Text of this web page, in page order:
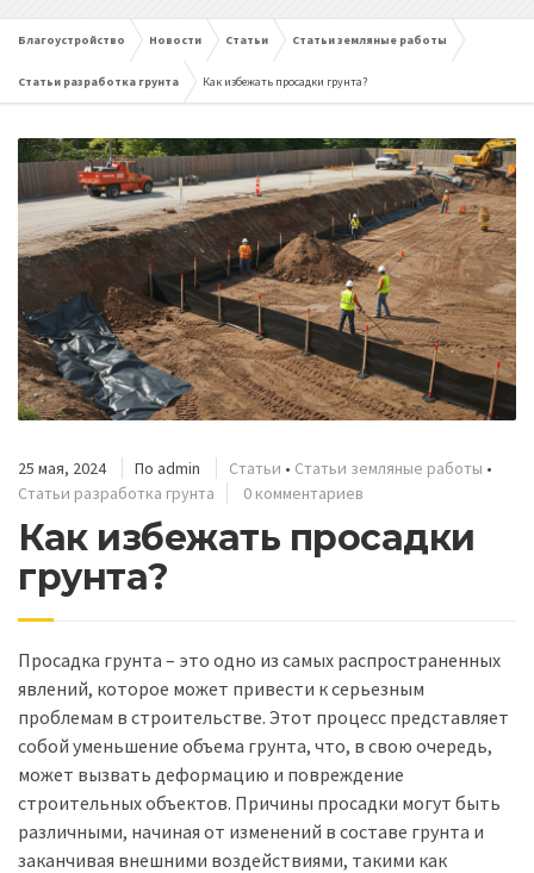
Благоустройство Новости Статьи Статьи земляные работы
Статьи разработка грунта Как избежать просадки грунта?
25 мая, 2024 По admin Статьи • Статьи земляные работы •
Статьи разработка грунта
0 комментариев
Как избежать просадки
грунта?
Просадка грунта – это одно из самых распространенных
явлений, которое может привести к серьезным
проблемам в строительстве. Этот процесс представляет
собой уменьшение объема грунта, что, в свою очередь,
может вызвать деформацию и повреждение
строительных объектов. Причины просадки могут быть
различными, начиная от изменений в составе грунта и
заканчивая внешними воздействиями, такими как